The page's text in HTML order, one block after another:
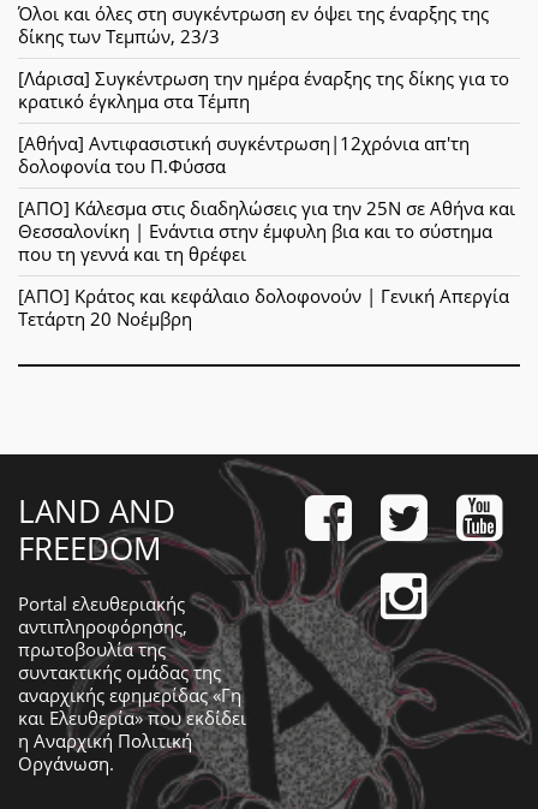
Όλοι και όλες στη συγκέντρωση εν όψει της έναρξης της
δίκης των Τεμπών, 23/3
[Λάρισα] Συγκέντρωση την ημέρα έναρξης της δίκης για το
κρατικό έγκλημα στα Τέμπη
[Αθήνα] Αντιφασιστική συγκέντρωση|12χρόνια απ'τη
δολοφονία του Π.Φύσσα
[ΑΠΟ] Κάλεσμα στις διαδηλώσεις για την 25Ν σε Αθήνα και
Θεσσαλονίκη | Ενάντια στην έμφυλη βια και το σύστημα
που τη γεννά και τη θρέφει
[ΑΠΟ] Κράτος και κεφάλαιο δολοφονούν | Γενική Απεργία
Τετάρτη 20 Νοέμβρη
LAND AND
FREEDOM
Portal ελευθεριακής
αντιπληροφόρησης,
πρωτοβουλία της
συντακτικής ομάδας της
αναρχικής εφημερίδας «Γη
και Ελευθερία» που εκδίδει
η Αναρχική Πολιτική
Οργάνωση.